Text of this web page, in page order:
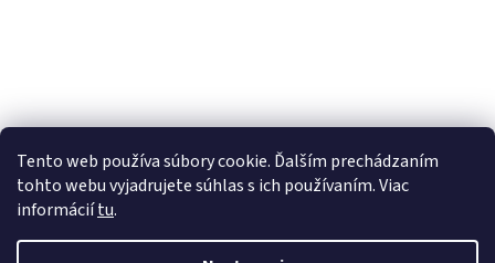
Tento web používa súbory cookie. Ďalším prechádzaním
tohto webu vyjadrujete súhlas s ich používaním. Viac
informáciítu.